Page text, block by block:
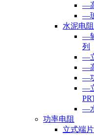
—
—
水泥电阻
—
列
—
—
—
—
—
功率电阻
立式端